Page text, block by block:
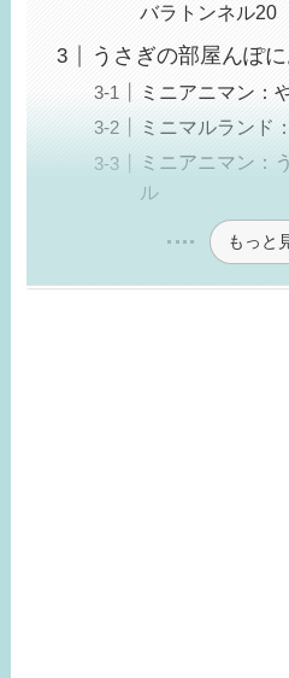
バラトンネル20
うさぎの部屋んぽ
ミニアニマン：
ミニマルランド
ミニアニマン：
ル
もっと